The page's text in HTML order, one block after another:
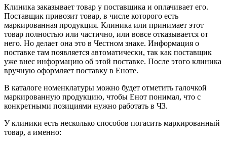
Клиника заказывает товар у поставщика и оплачивает его.
Поставщик привозит товар, в числе которого есть
маркированная продукция. Клиника или принимает этот
товар полностью или частично, или вовсе отказывается от
него. Но делает она это в Честном знаке. Информация о
поставке там появляется автоматически, так как поставщик
уже внес информацию об этой поставке. После этого клиника
вручную оформляет поставку в Еноте.
В каталоге номенклатуры можно будет отметить галочкой
маркированную продукцию, чтобы Енот понимал, что с
конкретными позициями нужно работать в ЧЗ.
У клиники есть несколько способов погасить маркированный
товар, а именно: